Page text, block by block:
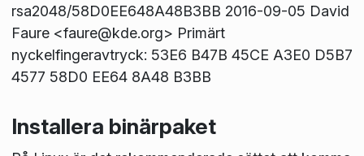
rsa2048/58D0EE648A48B3BB 2016-09-05 David
Faure <faure@kde.org> Primärt
nyckelfingeravtryck: 53E6 B47B 45CE A3E0 D5B7
4577 58D0 EE64 8A48 B3BB
Installera binärpaket